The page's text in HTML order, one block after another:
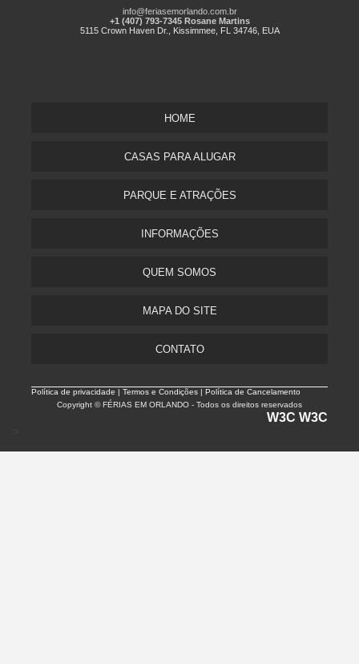
info@feriasemorlando.com.br
+1 (407) 793-7345 Rosane Martins
5115 Crown Haven Dr., Kissimmee, FL 34746, EUA
HOME
CASAS PARA ALUGAR
PARQUE E ATRAÇÕES
INFORMAÇÕES
QUEM SOMOS
MAPA DO SITE
CONTATO
Política de privacidade |Termos e Condições | Política de Cancelamento
Copyright © FÉRIAS EM ORLANDO - Todos os direitos reservados
W3C W3C